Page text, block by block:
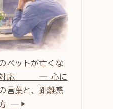
ペットが亡くな
な対応 ― 心に
言葉と、距離感
方 ―